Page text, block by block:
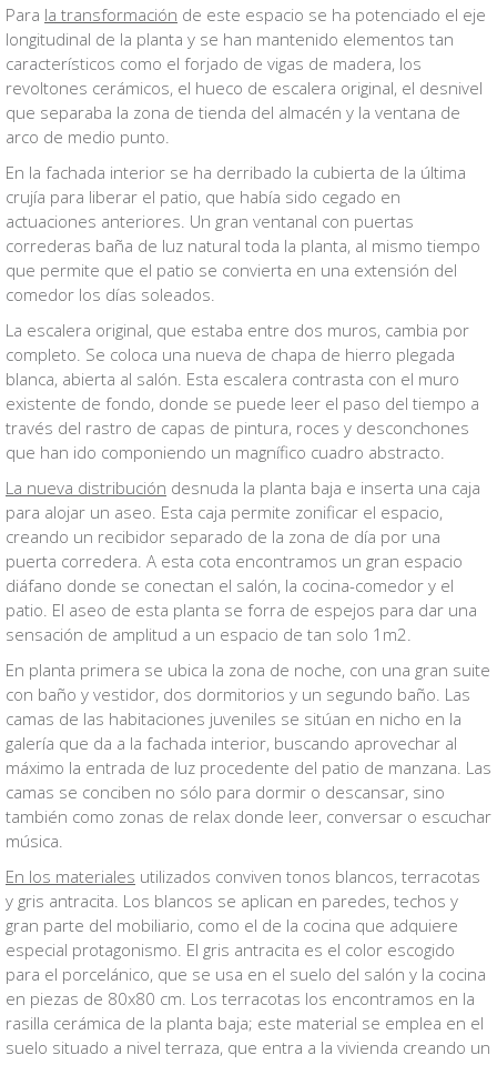
Para la transformación de este espacio se ha potenciado el eje
longitudinal de la planta y se han mantenido elementos tan
característicos como el forjado de vigas de madera, los
revoltones cerámicos, el hueco de escalera original, el desnivel
que separaba la zona de tienda del almacén y la ventana de
arco de medio punto.
En la fachada interior se ha derribado la cubierta de la última
crujía para liberar el patio, que había sido cegado en
actuaciones anteriores. Un gran ventanal con puertas
correderas baña de luz natural toda la planta, al mismo tiempo
que permite que el patio se convierta en una extensión del
comedor los días soleados.
La escalera original, que estaba entre dos muros, cambia por
completo. Se coloca una nueva de chapa de hierro plegada
blanca, abierta al salón. Esta escalera contrasta con el muro
existente de fondo, donde se puede leer el paso del tiempo a
través del rastro de capas de pintura, roces y desconchones
que han ido componiendo un magnífico cuadro abstracto.
La nueva distribución desnuda la planta baja e inserta una caja
para alojar un aseo. Esta caja permite zonificar el espacio,
creando un recibidor separado de la zona de día por una
puerta corredera. A esta cota encontramos un gran espacio
diáfano donde se conectan el salón, la cocina-comedor y el
patio. El aseo de esta planta se forra de espejos para dar una
sensación de amplitud a un espacio de tan solo 1m2.
En planta primera se ubica la zona de noche, con una gran suite
con baño y vestidor, dos dormitorios y un segundo baño. Las
camas de las habitaciones juveniles se sitúan en nicho en la
galería que da a la fachada interior, buscando aprovechar al
máximo la entrada de luz procedente del patio de manzana. Las
camas se conciben no sólo para dormir o descansar, sino
también como zonas de relax donde leer, conversar o escuchar
música.
En los materiales utilizados conviven tonos blancos, terracotas
y gris antracita. Los blancos se aplican en paredes, techos y
gran parte del mobiliario, como el de la cocina que adquiere
especial protagonismo. El gris antracita es el color escogido
para el porcelánico, que se usa en el suelo del salón y la cocina
en piezas de 80x80 cm. Los terracotas los encontramos en la
rasilla cerámica de la planta baja; este material se emplea en el
suelo situado a nivel terraza, que entra a la vivienda creando un